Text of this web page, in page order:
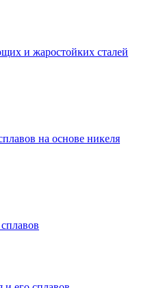
и жаростойких сталей
на основе никеля